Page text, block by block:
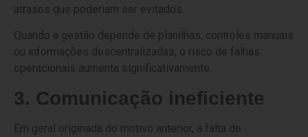
atrasos que poderiam ser evitados.
Quando a gestão depende de planilhas, controles manuais
ou informações descentralizadas, o risco de falhas
operacionais aumenta significativamente.
3. Comunicação ineficiente
Em geral originada do motivo anterior, a falta de